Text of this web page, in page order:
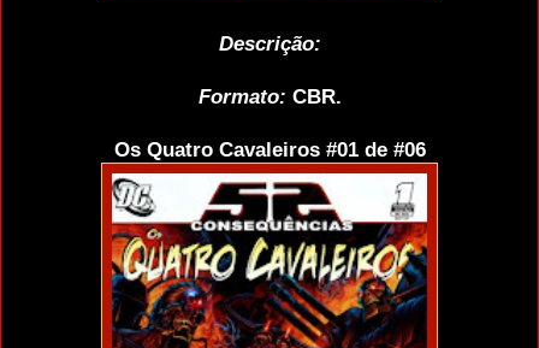
Descrição:
Formato: CBR.
Os Quatro Cavaleiros #01 de #06